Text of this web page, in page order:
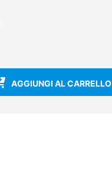
AGGIUNGI AL CARRELLO